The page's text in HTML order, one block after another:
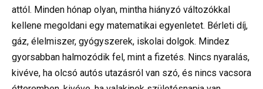
attól. Minden hónap olyan, mintha hiányzó változókkal
kellene megoldani egy matematikai egyenletet. Bérleti díj,
gáz, élelmiszer, gyógyszerek, iskolai dolgok. Mindez
gyorsabban halmozódik fel, mint a fizetés. Nincs nyaralás,
kivéve, ha olcsó autós utazásról van szó, és nincs vacsora